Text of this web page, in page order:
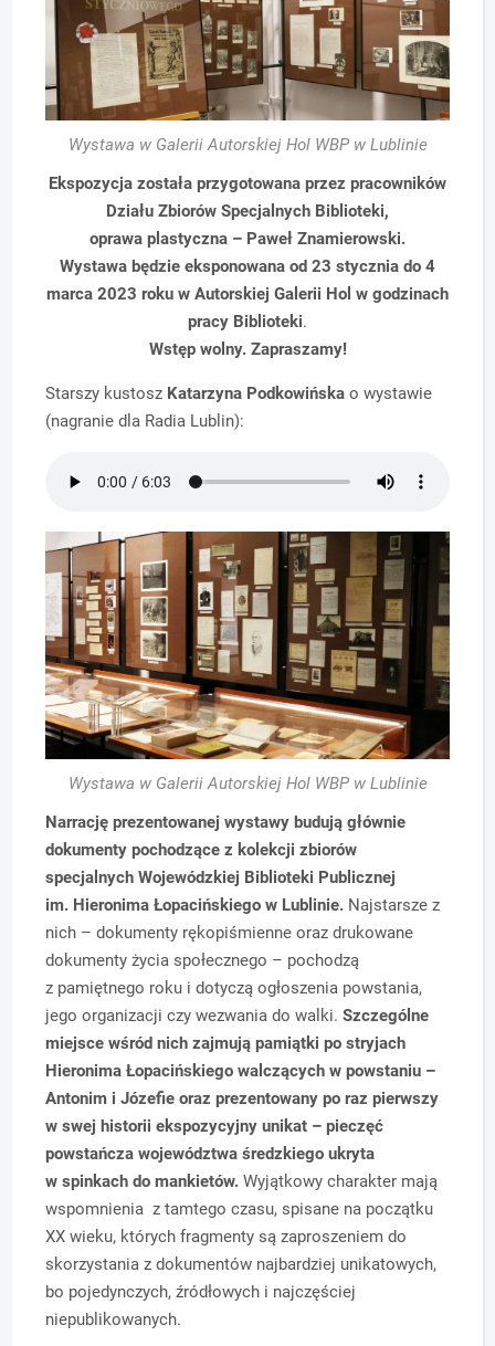
Wystawa w Galerii Autorskiej Hol WBP w Lublinie
Ekspozycja została przygotowana przez pracowników
Działu Zbiorów Specjalnych Biblioteki,
oprawa plastyczna – Paweł Znamierowski.
Wystawa będzie eksponowana od 23 stycznia do 4
marca 2023 roku w Autorskiej Galerii Hol w godzinach
pracy Biblioteki.
Wstęp wolny. Zapraszamy!
Starszy kustosz Katarzyna Podkowińska o wystawie
(nagranie dla Radia Lublin):
Wystawa w Galerii Autorskiej Hol WBP w Lublinie
Narrację prezentowanej wystawy budują głównie
dokumenty pochodzące z kolekcji zbiorów
specjalnych Wojewódzkiej Biblioteki Publicznej
im. Hieronima Łopacińskiego w Lublinie. Najstarsze z
nich – dokumenty rękopiśmienne oraz drukowane
dokumenty życia społecznego – pochodzą
z pamiętnego roku i dotyczą ogłoszenia powstania,
jego organizacji czy wezwania do walki.Szczególne
miejsce wśród nich zajmują pamiątki po stryjach
Hieronima Łopacińskiego walczących w powstaniu –
Antonim i Józefie oraz prezentowany po raz pierwszy
w swej historii ekspozycyjny unikat – pieczęć
powstańcza województwa średzkiego ukryta
w spinkach do mankietów.Wyjątkowy charakter mają
wspomnienia z tamtego czasu, spisane na początku
XX wieku, których fragmenty są zaproszeniem do
skorzystania z dokumentów najbardziej unikatowych,
bo pojedynczych, źródłowych i najczęściej
niepublikowanych.